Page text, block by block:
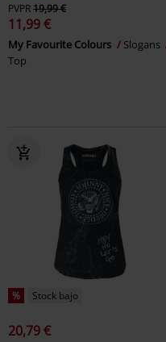
PVPR19,99 €
11,99 €
My Favourite Colours
Slogans
Top
% Stock bajo
20,79 €